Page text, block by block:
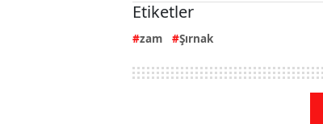
Etiketler
zam Şırnak